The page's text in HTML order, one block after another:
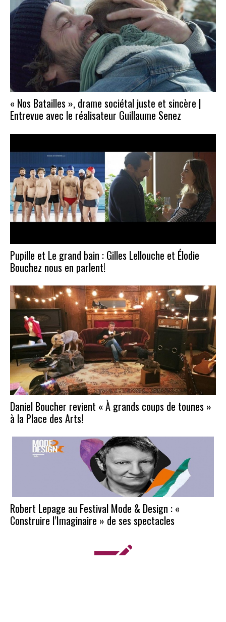
« Nos Batailles », drame sociétal juste et sincère |
Entrevue avec le réalisateur Guillaume Senez
Pupille et Le grand bain : Gilles Lellouche et Élodie
Bouchez nous en parlent!
Daniel Boucher revient « À grands coups de tounes »
à la Place des Arts!
Robert Lepage au Festival Mode & Design : «
Construire l’Imaginaire » de ses spectacles